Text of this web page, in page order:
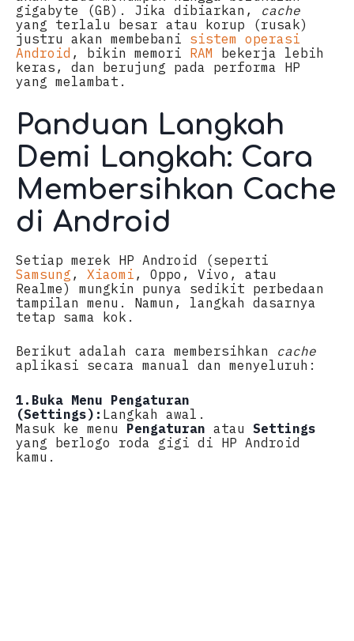
gigabyte (GB). Jika dibiarkan, cache
yang terlalu besar atau korup (rusak)
justru akan membebani sistem operasi
Android , bikin memori RAM bekerja lebih
keras, dan berujung pada performa HP
yang melambat.
Panduan Langkah
Demi Langkah: Cara
Membersihkan Cache
di Android
Setiap merek HP Android (seperti
Samsung , Xiaomi , Oppo, Vivo, atau
Realme) mungkin punya sedikit perbedaan
tampilan menu. Namun, langkah dasarnya
tetap sama kok.
Berikut adalah cara membersihkan cache
aplikasi secara manual dan menyeluruh:
1. Buka Menu Pengaturan
(Settings): Langkah awal.
Masuk ke menu Pengaturan atau Settings
yang berlogo roda gigi di HP Android
kamu.